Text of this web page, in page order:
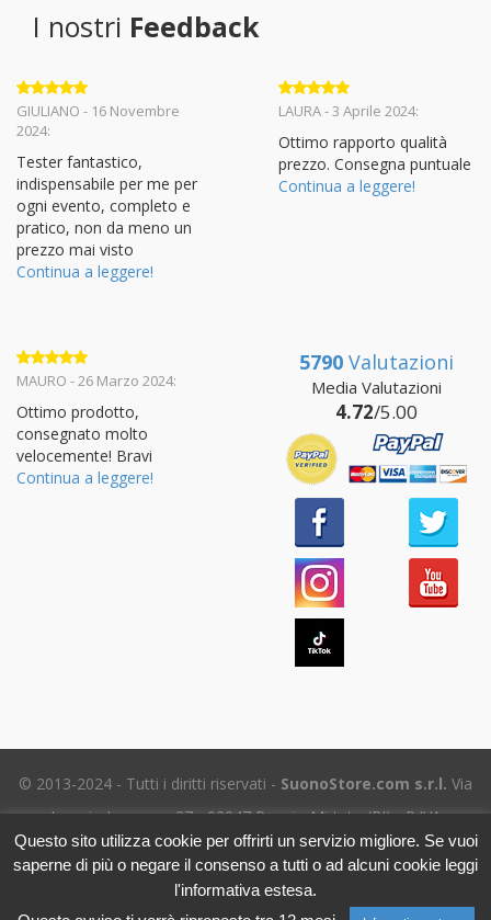
I nostri Feedback
Valutato 5
su 5
GIULIANO - 16 Novembre
2024:
Tester fantastico,
indispensabile per me per
ogni evento, completo e
pratico, non da meno un
prezzo mai visto
Continua a leggere!
Valutato 5
LAURA - 3 Aprile 2024:
Ottimo rapporto qualità
prezzo. Consegna puntuale
Continua a leggere!
Valutato5
MAURO - 26 Marzo 2024:
Ottimo prodotto,
consegnato molto
velocemente! Bravi
Continua a leggere!
5790 Valutazioni
Media Valutazioni
4.72/5.00
© 2013-2024 - Tutti i diritti riservati - SuonoStore.com s.r.l. Via
Ignazio Losacco, 37 - 02047 Poggio Mirteto (RI) - P.IVA
01112470578 SDI: SUBM70N - REA RI-69195
Tel. (+39) 06.5656.8718 -
eMail Assistenza clienti
l'Informativa sulla Privacy
Questo sito utilizza cookie per offrirti un servizio migliore. Se vuoi
saperne di più o negare il consenso a tutti o ad alcuni cookie leggi
l'informativa estesa.